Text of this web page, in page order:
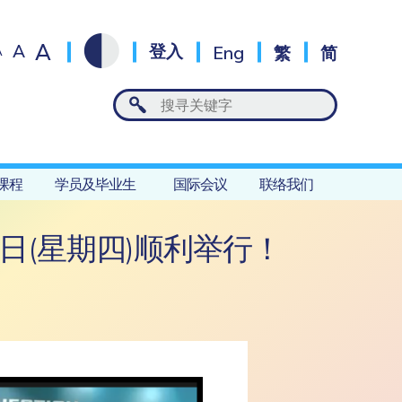
A A 登入 Eng 繁 简
程 学员及毕业生 国际会议 联络我们
(星期四)顺利举行！